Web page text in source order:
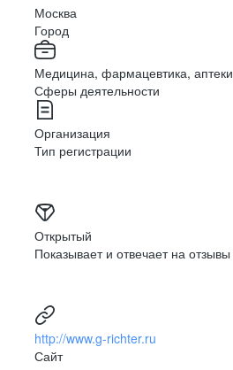
Москва
Город
Медицина, фармацевтика, аптеки
Сферы деятельности
Организация
Тип регистрации
Открытый
Показывает и отвечает на отзывы
http://www.g-richter.ru
Сайт